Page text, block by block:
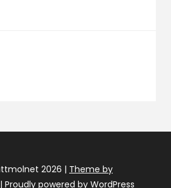
2026 | Theme by
| Proudly powered by WordPress